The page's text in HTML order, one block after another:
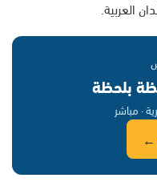
العربية.
بلحظة
· مباشر
←